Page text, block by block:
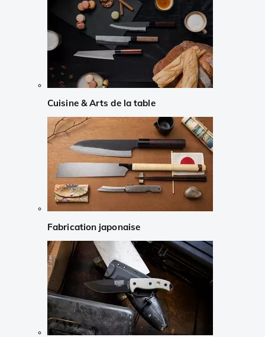
Cuisine & Arts de la table
Fabrication japonaise